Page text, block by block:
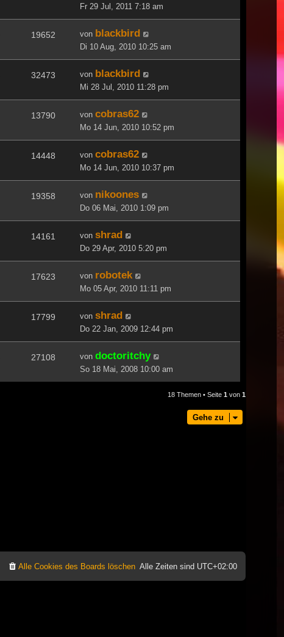
Fr 29 Jul, 2011 7:18 am
19652 von blackbird
Di 10 Aug, 2010 10:25 am
32473 von blackbird
Mi 28 Jul, 2010 11:28 pm
13790 von cobras62
Mo 14 Jun, 2010 10:52 pm
14448 von cobras62
Mo 14 Jun, 2010 10:37 pm
19358 von nikoones
Do 06 Mai, 2010 1:09 pm
14161 von shrad
Do 29 Apr, 2010 5:20 pm
17623 von robotek
Mo 05 Apr, 2010 11:11 pm
17799 von shrad
Do 22 Jan, 2009 12:44 pm
27108 von doctoritchy
So 18 Mai, 2008 10:00 am
18 Themen • Seite 1 von 1
Gehe zu
Alle Zeiten sind UTC+02:00
Alle Cookies des Boards löschen